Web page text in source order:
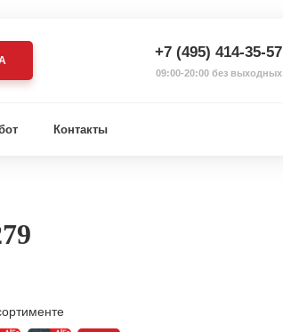
+7 (495) 414-35-57
09:00-20:00 без выходных
Контакты